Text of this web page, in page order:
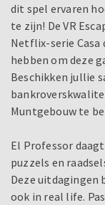
dit spel ervaren
te zijn! De VR
Netflix-serie Casa
hebben om deze
Beschikken jullie
Muntgebouw te
El Professor
puzzels en
Deze uitdagingen
ook in real life.